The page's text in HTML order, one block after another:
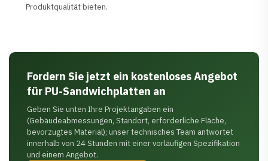
Produktqualität bieten.
Fordern Sie jetzt ein kostenloses Angebot
für PU-Sandwichplatten an
Geben Sie unten Ihre Projektangaben ein
(Gebäudeabmessungen, Standort, erforderliche Fläche,
bevorzugtes Material); unser technisches Team antwortet
innerhalb von 24 Stunden mit einer vorläufigen Spezifikation
und einem Angebot.